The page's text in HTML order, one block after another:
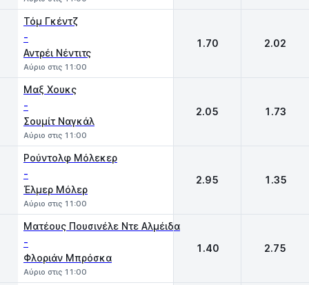
Τόμ Γκέντζ
-
Αντρέι Νέντιτς
Αύριο στις 11:00
1.70 2.02
Μαξ Χουκς
-
Σουμίτ Ναγκάλ
Αύριο στις 11:00
2.05 1.73
Ρούντολφ Μόλεκερ
-
Έλμερ Μόλερ
Αύριο στις 11:00
2.95 1.35
Ματέους Πουσινέλε Ντε Αλμέιδα
-
Φλοριάν Μπρόσκα
Αύριο στις 11:00
1.40 2.75